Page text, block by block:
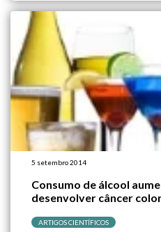
5 setembro 2014
Consumo de álcool
desenvolver câncer
ARTIGOS CIENTÍFICOS